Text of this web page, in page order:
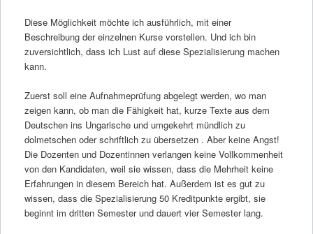
Diese Möglichkeit möchte ich ausführlich, mit einer
Beschreibung der einzelnen Kurse vorstellen. Und ich bin
zuversichtlich, dass ich Lust auf diese Spezialisierung machen
kann.
Zuerst soll eine Aufnahmeprüfung abgelegt werden, wo man
zeigen kann, ob man die Fähigkeit hat, kurze Texte aus dem
Deutschen ins Ungarische und umgekehrt mündlich zu
dolmetschen oder schriftlich zu übersetzen . Aber keine Angst!
Die Dozenten und Dozentinnen verlangen keine Vollkommenheit
von den Kandidaten, weil sie wissen, dass die Mehrheit keine
Erfahrungen in diesem Bereich hat. Außerdem ist es gut zu
wissen, dass die Spezialisierung 50 Kreditpunkte ergibt, sie
beginnt im dritten Semester und dauert vier Semester lang.